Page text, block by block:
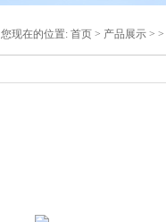
您现在的位置: 首页 > 产品展示 > >